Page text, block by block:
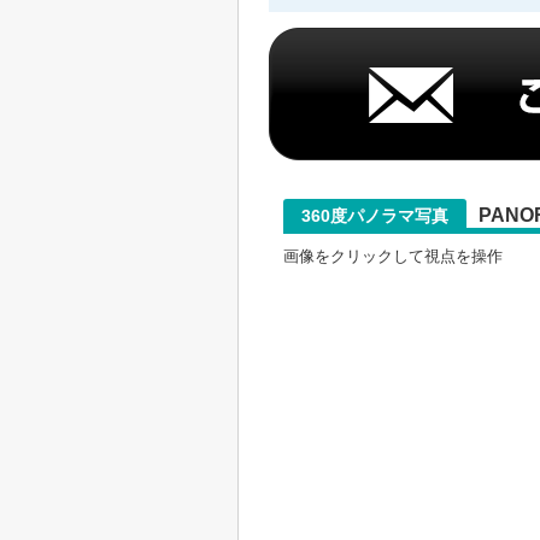
360度パノラマ写真
画像をクリックして視点を操作